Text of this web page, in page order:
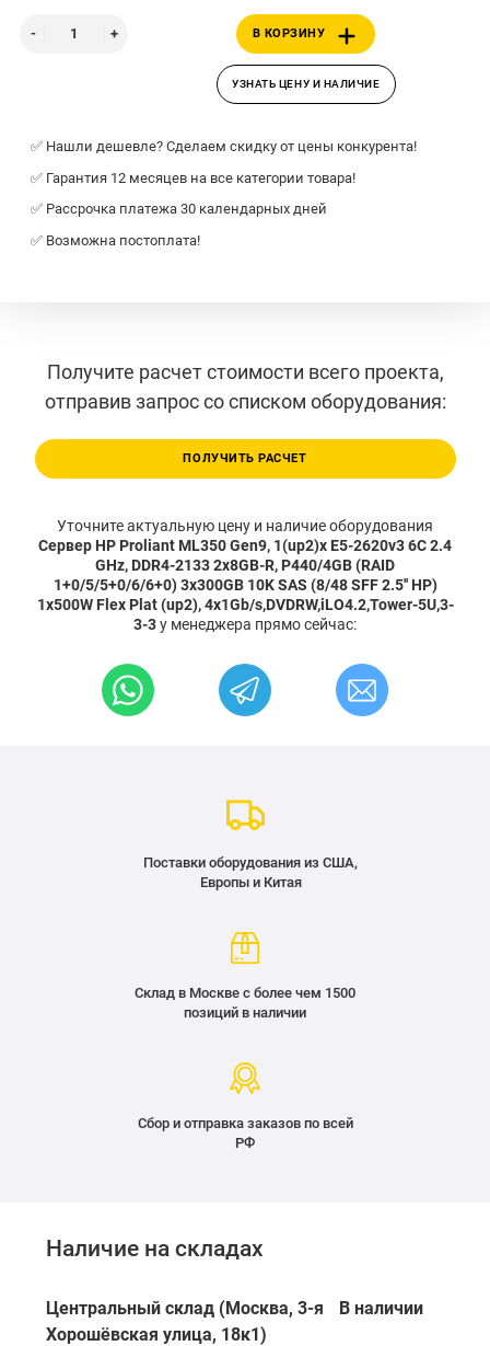
В КОРЗИНУ
УЗНАТЬ ЦЕНУ И НАЛИЧИЕ
✅ Нашли дешевле? Сделаем скидку от цены конкурента!
✅ Гарантия 12 месяцев на все категории товара!
✅ Рассрочка платежа 30 календарных дней
✅ Возможна постоплата!
Получите расчет стоимости всего проекта,
отправив запрос со списком оборудования:
ПОЛУЧИТЬ РАСЧЕТ
Уточните актуальную цену и наличие оборудования
Сервер HP Proliant ML350 Gen9, 1(up2)x E5-2620v3 6C 2.4
GHz, DDR4-2133 2x8GB-R, P440/4GB (RAID
1+0/5/5+0/6/6+0) 3x300GB 10K SAS (8/48 SFF 2.5'' HP)
1x500W Flex Plat (up2), 4x1Gb/s,DVDRW,iLO4.2,Tower-5U,3-
3-3у менеджера прямо сейчас:
Поставки оборудования из США,
Европы и Китая
Склад в Москве с более чем 1500
позиций в наличии
Сбор и отправка заказов по всей
РФ
Наличие на складах
Центральный склад (Москва, 3-я
Хорошёвская улица, 18к1)
В наличии